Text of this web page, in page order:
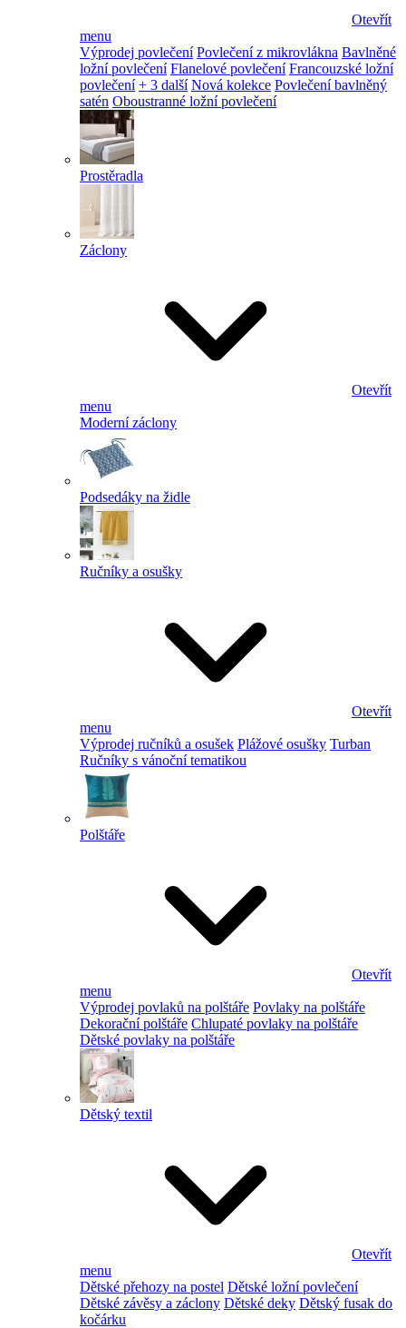
Otevřít
menu
Výprodej povlečení Povlečení z mikrovlákna Bavlněné
ložní povlečení Flanelové povlečení Francouzské ložní
povlečení + 3 další Nová kolekce Povlečení bavlněný
satén Oboustranné ložní povlečení
Prostěradla
Záclony
Otevřít
menu
Moderní záclony
Podsedáky na židle
Ručníky a osušky
Otevřít
menu
Výprodej ručníků a osušek Plážové osušky Turban
Ručníky s vánoční tematikou
Polštáře
Otevřít
menu
Výprodej povlaků na polštáře Povlaky na polštáře
Dekorační polštáře Chlupaté povlaky na polštáře
Dětské povlaky na polštáře
Dětský textil
Otevřít
menu
Dětské přehozy na postel Dětské ložní povlečení
Dětské závěsy a záclony Dětské deky Dětský fusak do
kočárku